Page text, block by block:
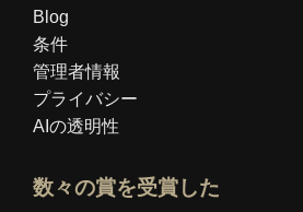
Blog
条件
管理者情報
プライバシー
AIの透明性
数々の賞を受賞した